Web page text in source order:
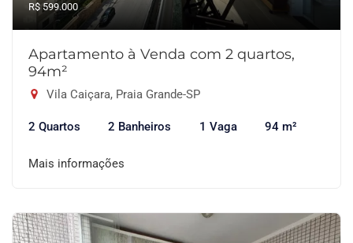
R$ 599.000
Apartamento à Venda com 2 quartos,
94m²
Vila Caiçara, Praia Grande-SP
2 Quartos 2 Banheiros 1 Vaga 94 m²
Mais informações